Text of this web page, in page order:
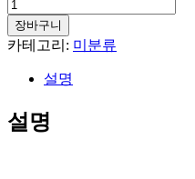
장바구니
카테고리: 미분류
설명
설명